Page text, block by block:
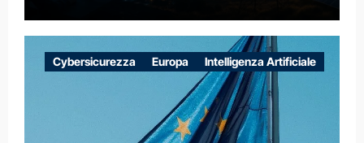
CASO DELLE RETI ELETTRICHE
EUROPEE NEL CONTESTO DELLA
GUERRA IBRIDA
Cybersicurezza Europa Intelligenza Artificiale